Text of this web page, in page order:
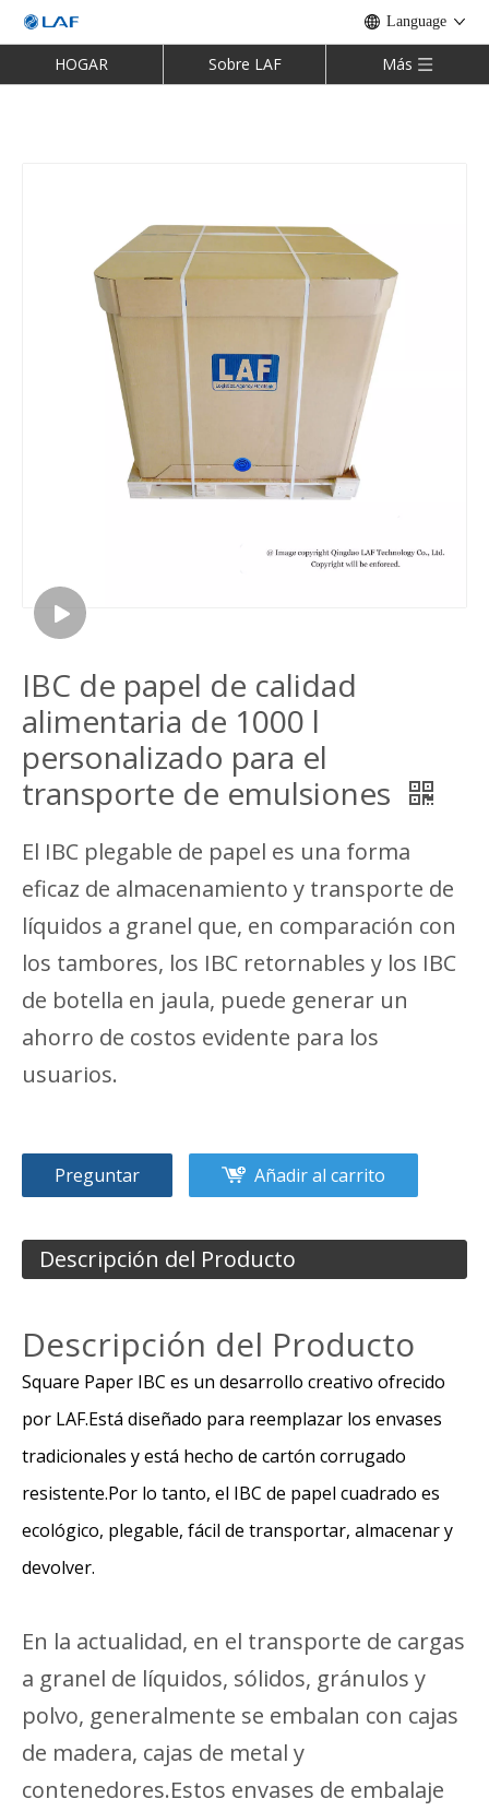
Language
HOGAR Sobre LAF Más
IBC de papel de calidad
alimentaria de 1000 l
personalizado para el
transporte de emulsiones
El IBC plegable de papel es una forma
eficaz de almacenamiento y transporte de
líquidos a granel que, en comparación con
los tambores, los IBC retornables y los IBC
de botella en jaula, puede generar un
ahorro de costos evidente para los
usuarios.
Preguntar Añadir al carrito
Descripción del Producto
Descripción del Producto
Square Paper IBC es un desarrollo creativo ofrecido
por LAF.Está diseñado para reemplazar los envases
tradicionales y está hecho de cartón corrugado
resistente.Por lo tanto, el IBC de papel cuadrado es
ecológico, plegable, fácil de transportar, almacenar y
devolver.
En la actualidad, en el transporte de cargas
a granel de líquidos, sólidos, gránulos y
polvo, generalmente se embalan con cajas
de madera, cajas de metal y
contenedores.Estos envases de embalaje